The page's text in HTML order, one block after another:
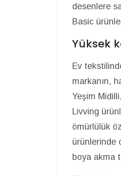
desenlere
Basic
Yüksek
Ev
markanın,
Yeşim
Livving
ömürlülük
ürünlerinde
boya akma